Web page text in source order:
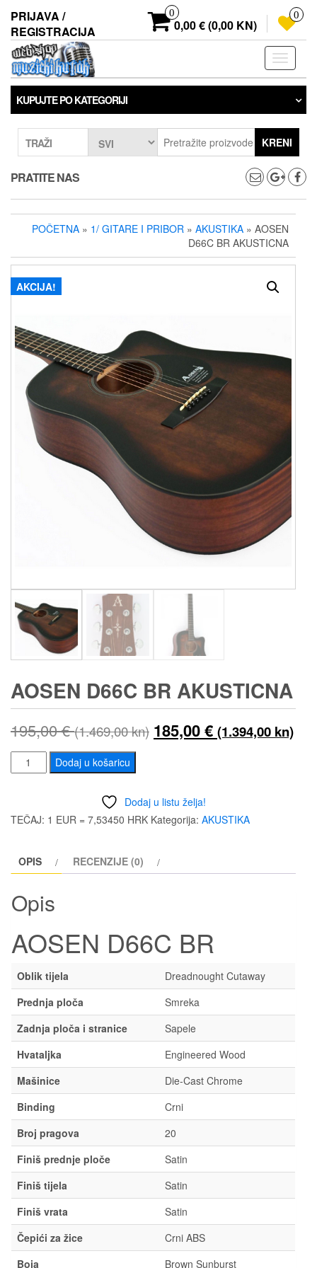
sadržaj
PRIJAVA /
REGISTRACIJA
0
0,00 € (0,00 KN)
0
KUPUJTE PO KATEGORIJI
TRAŽI KRENI
PRATITE NAS
POČETNA » 1/ GITARE I PRIBOR » AKUSTIKA » AOSEN
D66C BR AKUSTICNA
AKCIJA!
AOSEN D66C BR AKUSTICNA
195,00€ (1.469,00 kn) Izvorna
je:
(1.469,00
185,00€ (1.394,00 kn)
AOSEN
D66C
AKUSTICNA
Dodaj u košaricu
Dodaj u listu želja!
TEČAJ: 1 EUR = 7,53450 HRK Kategorija: AKUSTIKA
OPIS RECENZIJE (0)
Opis
AOSEN D66C BR
Oblik tijela
Dreadnought Cutaway
Prednja ploča
Smreka
Zadnja ploča i stranice
Sapele
Hvataljka
Engineered Wood
Mašinice
Die-Cast Chrome
Binding
Crni
Broj pragova
20
Finiš prednje ploče
Satin
Finiš tijela
Satin
Finiš vrata
Satin
Čepići za žice
Crni ABS
Boja
Brown Sunburst